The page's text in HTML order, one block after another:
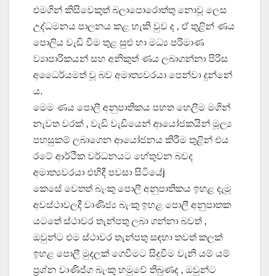
එමගින් කිසිවෙකුත් බලාපොරොත්තු නොවූ ලෙස
උද්ධමනය පාලනය කළ හැකි වුව ද , ඒ තුළින් ණය
පොලිය වැඩි වීම තුළ සුළු හා මධ්‍ය පරිමාණ
ව්‍යාපාරිකයන් සහ අනිකුත් ණය ලබාගන්නා පිරිස
අධෛර්යමත් වූ බව අමාත්‍යවරයා පෙන්වා දුන්නේ
ය.
මෙම ණය පොලී අනුපාතිකය පහත හෙලීම මගින්
නැවත වරක් , වැඩි වැඩියෙන් ආයෝජකයින් මූල්‍ය
පහසුකම් ලබාගෙන ආයෝජනය කිරීම තුළින් එය
රටේ ආර්ථික වර්ධනයට හේතුවන බවද
අමාත්‍යවරයා එහිදී පවසා සිටියේj
කෙසේ වෙතත් බැංකු පොලී අනුපාතිකය ඉහළ දැමූ
අවස්ථාවලදී වාණිජ්‍ය බැංකු ඉහළ පොලී අනුපාතක
යටතේ ස්ථාවර තැන්පතු ලබා ගන්නා බවත් ,
ඔවුන්ට එම ස්ථාවර තැන්පතු සඳහා තවත් කලක්
ඉහළ පොලී මුදලක් ගෙවීමට සිදුවීම වැනි යම් යම්
ප්‍රශ්න වාණිජ්‍ග බැංකු හමුවේ තිබුණද , ඔවුන්ට